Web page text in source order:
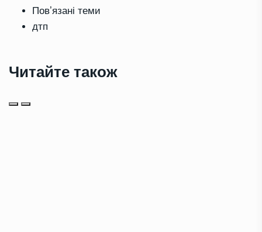
Повʼязані теми
дтп
Читайте також